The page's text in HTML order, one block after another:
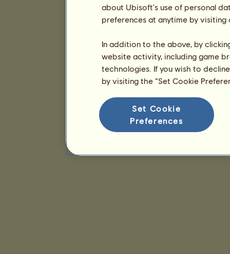
about Ubisoft's use of personal
preferences at anytime by
In addition to the above, by
website activity, including game
technologies. If you wish to
by visiting the “Set Cookie
Set Cookie
Preferences